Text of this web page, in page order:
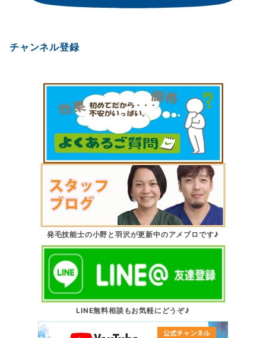
チャンネル登録
発毛技能士の小野と羽沢が更新中のアメブロです♪
LINE無料相談もお気軽にどうぞ♪